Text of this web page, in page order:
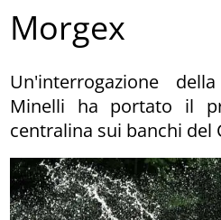
Morgex
Un'interrogazione
Minelli ha portato il
centralina sui banchi del